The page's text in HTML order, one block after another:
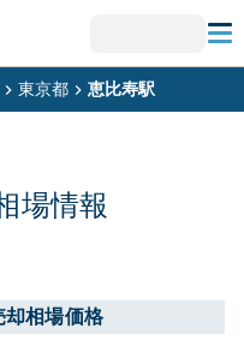
東京都 恵比寿駅
場情報
却相場価格